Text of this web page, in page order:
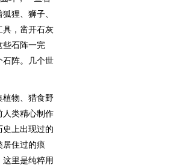
狸、狮子、
具，凿开石灰
些石阵一完
石阵。几个世
物、猎食野
人类精心制作
史上出现过的
居住过的痕
里是纯粹用